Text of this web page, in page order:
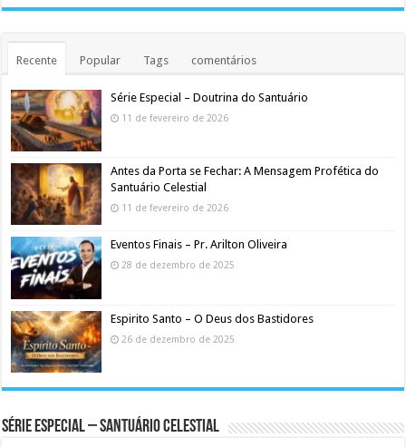
Recente Popular Tags comentários
Série Especial – Doutrina do Santuário
11 de fevereiro de 2026
Antes da Porta se Fechar: A Mensagem Profética do
Santuário Celestial
11 de fevereiro de 2026
Eventos Finais – Pr. Arilton Oliveira
28 de dezembro de 2025
Espirito Santo – O Deus dos Bastidores
26 de dezembro de 2025
Série Especial – Santuário Celestial